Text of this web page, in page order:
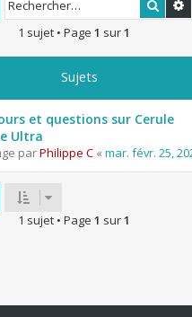
1 sujet • Page 1 sur1
Sujets
et questions sur Cerule
Ultra
parPhilippe C « mar. févr. 25,
1 sujet • Page 1 sur1